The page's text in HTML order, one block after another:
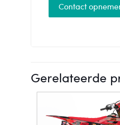
Contact
Gerelateerde